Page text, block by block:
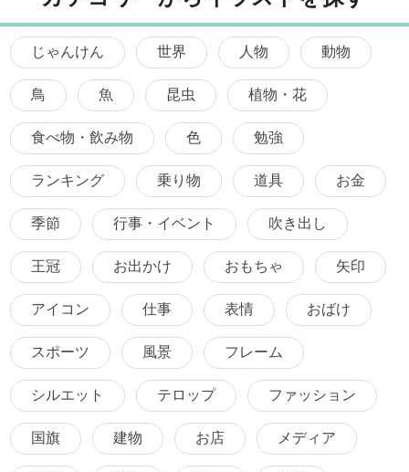
じゃんけん 世界 人物 動物
鳥 魚 昆虫 植物・花
食べ物・飲み物 色 勉強
ランキング 乗り物 道具 お金
季節 行事・イベント 吹き出し
王冠 お出かけ おもちゃ 矢印
アイコン 仕事 表情 おばけ
スポーツ 風景 フレーム
シルエット テロップ ファッション
国旗 建物 お店 メディア